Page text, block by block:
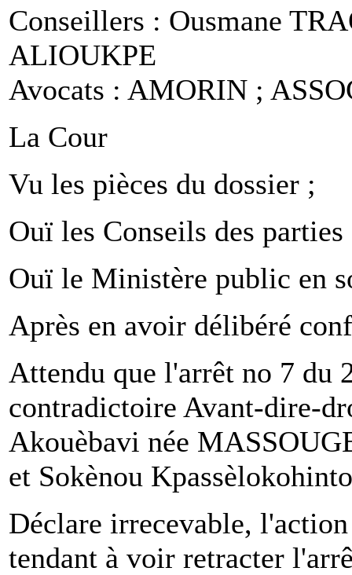
Conseillers : Ousmane
ALIOUKPE
Avocats : AMORIN ;
La Cour
Vu les pièces du dossier ;
Ouï les Conseils des
Ouï le Ministère public en
Après en avoir délibéré
Attendu que l'arrêt no 7 du
contradictoire Avant-dire-
Akouèbavi née
et Sokènou
Déclare irrecevable,
tendant à voir retracter